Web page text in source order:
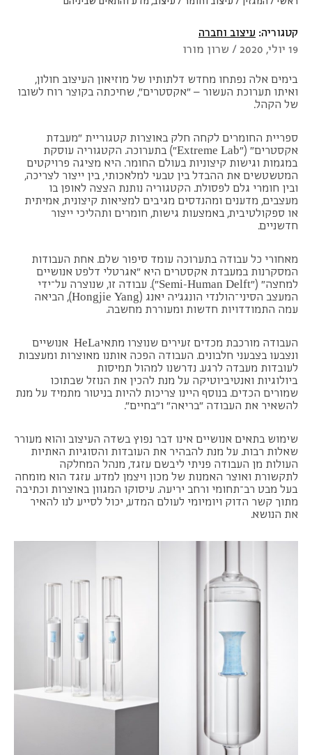
קטגוריה: עיצוב וחברה
19 יולי, 2020 / שרון מורו
בימים אלה נפתחו מחדש דלתותיו של מוזיאון העיצוב חולון,
ואיתו תערוכת העשור – "אקסטרים", שחיכתה בקוצר רוח לשובו
של הקהל.
ספריית החומרים לקחה חלק באוצרות קטגוריית "מעבדת
אקסטרים" ("Extreme Lab") בתערוכה. הקטגוריה עוסקת
במגמות וגישות קיצוניות בעולם החומר. היא מציגה פרויקטים
המטשטשים את ההבדל בין טבעי למלאכותי, בין ייצור לצריכה,
ובין חומרי גלם לפסולת. הקטגוריה נותנת הצצה לאופן בו
מעצבים, מדענים ומהנדסים מגיבים למציאות קיצונית, אמיתית
או ספקולטיבית, באמצעות גישות, חומרים ותהליכי ייצור
חדשניים.
מאחורי כל עבודה בתערוכה עומד סיפור שלם. אחת העבודות
המסקרנות במעבדת אקסטרים היא "אגרטלי דלפט אנושיים
למחצה" ("Semi-Human Delft"). עבודה זו, שנוצרה על־ידי
המעצב הסיני־הולנדי הונגג'יה יאנג (Hongjie Yang), הביאה
עמה התמודדויות חדשות ומעוררת מחשבה.
העבודה מורכבת מכדים זעירים שנוצרו מתאיHeLa אנושיים
ונצבעו בצבעני חלבונים. העבודה הפכה אותנו מאוצרות ומעצבות
לעובדות מעבדה לרגע. נדרשנו למהול תמיסות
ביולוגיות ואנטיביוטיקה על מנת להכין את הנוזל שבתוכו
שמורים הכדים. בנוסף היינו צריכות להיות בניטור מתמיד על מנת
להשאיר את העבודה "בריאה" ו"בחיים".
שימוש בתאים אנושיים אינו דבר נפוץ בשדה העיצוב והוא מעורר
שאלות רבות. על מנת להבהיר את העובדות והסוגיות האתיות
העולות מן העבודה פניתי ליבשם עזגד, מנהל המחלקה
לתקשורת ואוצר האמנות של מכון ויצמן למדע. עזגד הוא מומחה
בעל מבט רב־תחומי ורחב יריעה. עיסוקו המגוון באוצרות וכתיבה
מתוך קשר הדוק ויומיומי לעולם המדע, יכול לסייע לנו להאיר
את הנושא.